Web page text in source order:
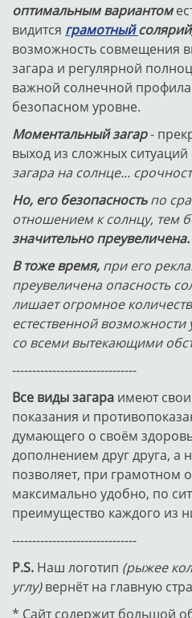
оптимальным вариантом
видится грамотный
возможность совмещения
загара и регулярной
важной солнечной
безопасном уровне.
Моментальный загар-
выход из сложных ситуаций
загара на солнце...
Но, его безопасностьпо
отношением к солнцу, тем
значительно преувеличена.
В тоже время, при его
преувеличена опасность
лишает огромное
естественной
со всеми вытекающими
-------------------------------
Все виды загара имеют
показания и
думающего о своём
дополнением друг друга, а
позволяет, при грамотном
максимально удобно, по
преимущество каждого из
-------------------------------
P.S. Наш логотип (рыжее
углу)вернёт на главную
* Сайт содержит большой